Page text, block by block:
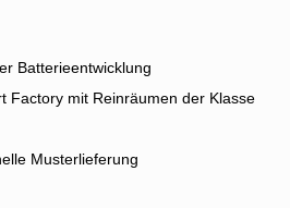
Batterieentwicklung
Factory mit Reinräumen der Klasse
Musterlieferung